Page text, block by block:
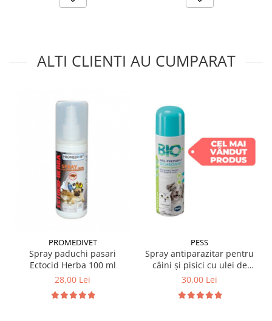
ALTI CLIENTI AU CUMPARAT
PROMEDIVET
Spray paduchi pasari
Ectocid Herba 100 ml
28,00 Lei
PESS
Spray antiparazitar pentru
câini și pisici cu ulei de
geranium Pess 250 ml
30,00 Lei